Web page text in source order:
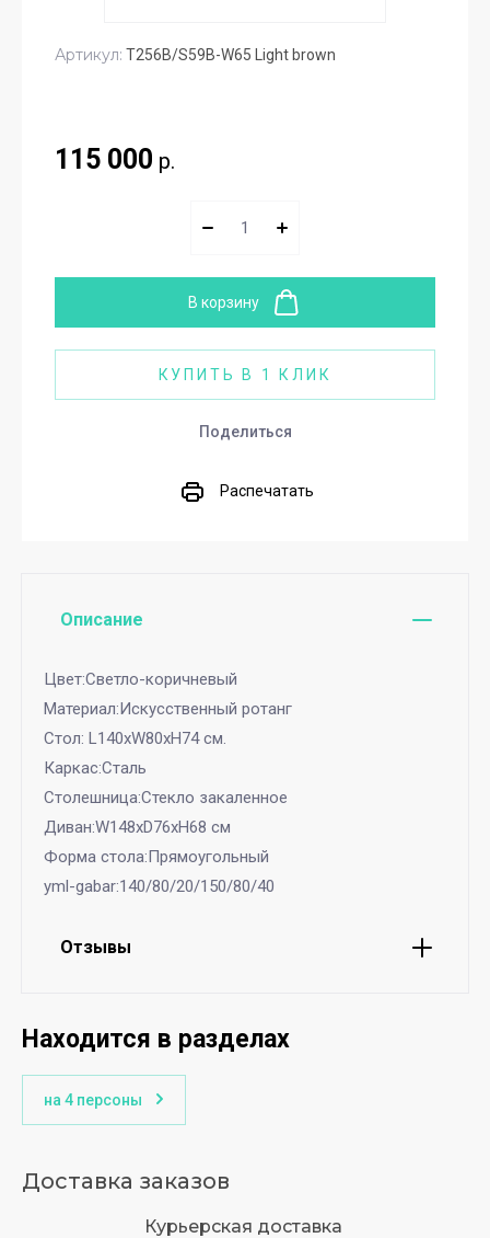
Артикул: T256B/S59B-W65 Light brown
115 000 р.
В корзину
КУПИТЬ В 1 КЛИК
Поделиться
Распечатать
Описание
Цвет:Светло-коричневый
Материал:Искусственный ротанг
Стол: L140хW80xH74 см.
Каркас:Сталь
Столешница:Стекло закаленное
Диван:W148xD76xH68 см
Форма стола:Прямоугольный
yml-gabar:140/80/20/150/80/40
Отзывы
Находится в разделах
на 4 персоны
Доставка заказов
Курьерская доставка